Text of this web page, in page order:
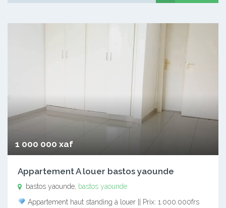
1 000 000 xaf
Appartement A louer bastos yaounde
bastos yaounde, bastos yaounde
Appartement haut standing à louer || Prix: 1.000.000frs